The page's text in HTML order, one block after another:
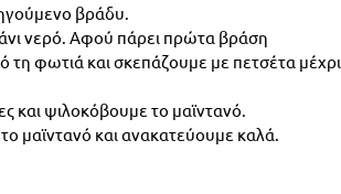
βράδυ.
νερό. Αφού πάρει πρώτα βράση
φωτιά και σκεπάζουμε με πετσέτα μέχρι
και ψιλοκόβουμε το μαϊντανό.
μαϊντανό και ανακατεύουμε καλά.